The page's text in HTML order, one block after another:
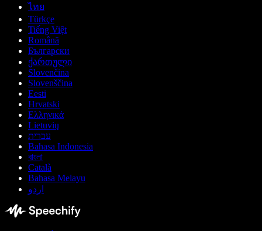
ไทย
Türkçe
Tiếng Việt
Română
Български
ქართული
Slovenčina
Slovenščina
Eesti
Hrvatski
Ελληνικά
Lietuvių
עברית
Bahasa Indonesia
বাংলা
Català
Bahasa Melayu
اردو